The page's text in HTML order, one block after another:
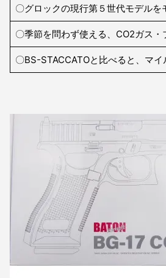
〇グロックの現行第５世代モデルを
〇季節を問わず使える、CO2ガス・
〇BS-STACCATOと比べると、マ